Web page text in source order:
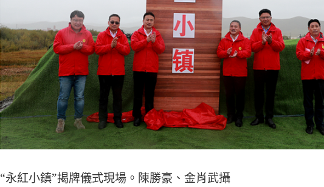
“永紅小鎮”揭牌儀式現場。陳勝豪、金肖武攝